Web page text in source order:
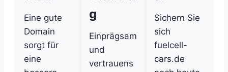
Eine gute
Domain
sorgt für
eine
g
Einprägsam
und
vertrauens
Sichern Sie
sich
fuelcell-
cars.de